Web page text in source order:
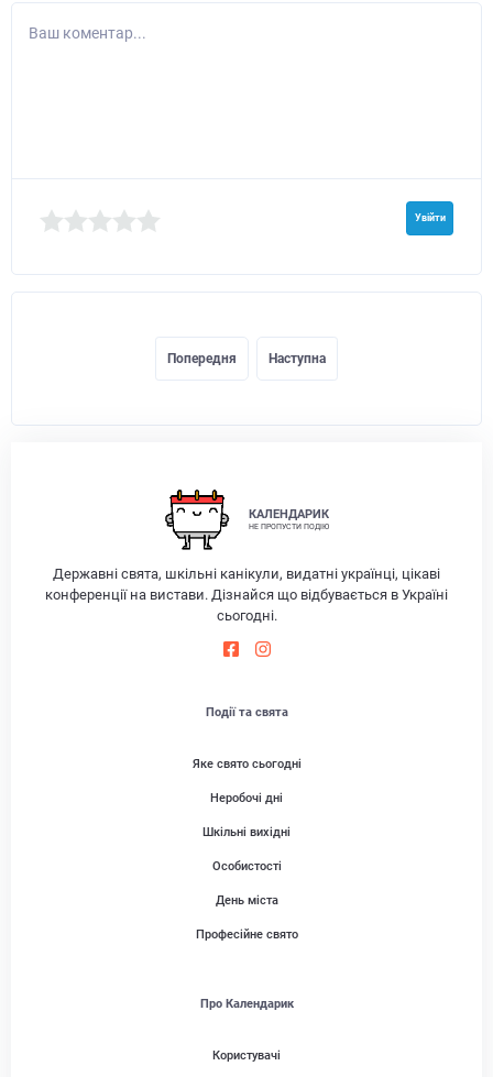
Ваш коментар...
Увійти
Попередня Наступна
КАЛЕНДАРИК
НЕ ПРОПУСТИ ПОДІЮ
Державні свята, шкільні канікули, видатні українці, цікаві
конференції на вистави. Дізнайся що відбувається в Україні
сьогодні.
Події та свята
Яке свято сьогодні
Неробочі дні
Шкільні вихідні
Особистості
День міста
Професійне свято
Про Календарик
Користувачі